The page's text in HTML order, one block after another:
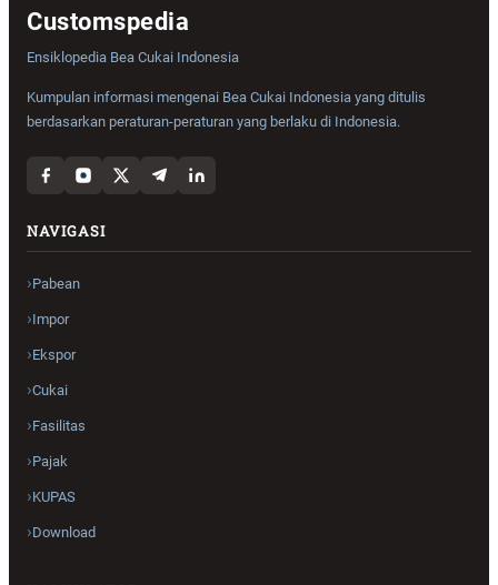
Customspedia
Ensiklopedia Bea Cukai Indonesia
Kumpulan informasi mengenai Bea Cukai Indonesia yang ditulis
berdasarkan peraturan-peraturan yang berlaku di Indonesia.
NAVIGASI
Pabean
Impor
Ekspor
Cukai
Fasilitas
Pajak
KUPAS
Download